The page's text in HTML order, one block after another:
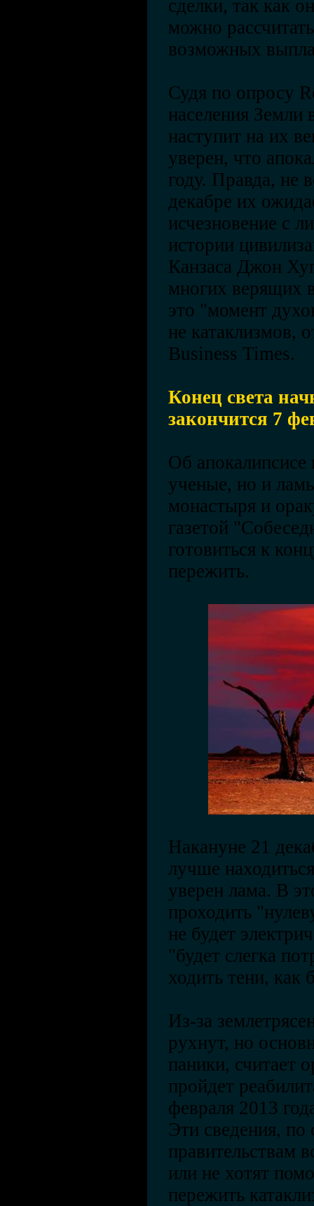
сделки, так как
можно
возможных
Судя по опросу
населения Земли
наступит на их
уверен, что
году. Правда, не
декабре их
исчезновение с
истории
Канзаса Джон
многих верящих
это "момент
не катаклизмов,
Business Times.
Конец света
закончится 7
Об апокалипсисе
ученые, но и
монастыря и
газетой
готовиться к
пережить.
Накануне 21
лучше
уверен лама. В
проходить
не будет
"будет слегка
ходить тени, как
Из-за
рухнут, но
паники, считает
пройдет
февраля 2013
Эти сведения,
правительствам
или не хотят
пережить